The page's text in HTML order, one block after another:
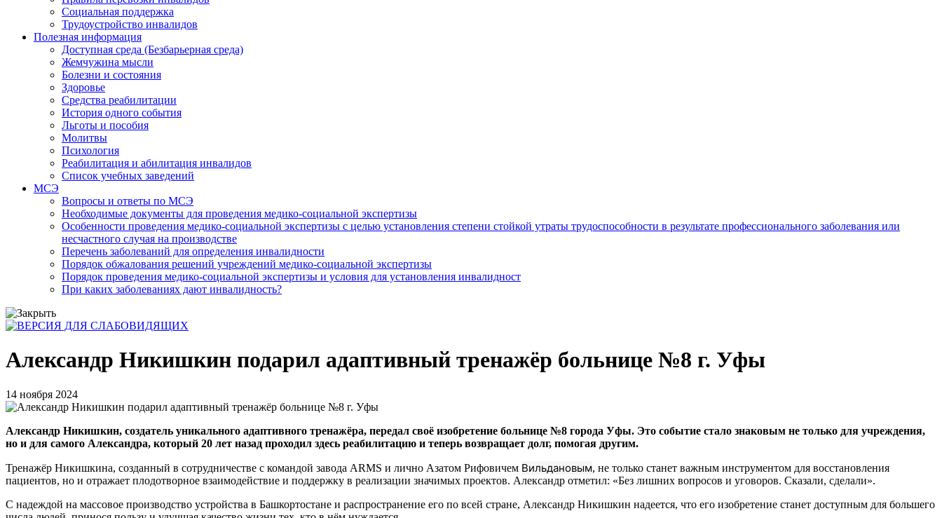
Социальная поддержка
Трудоустройство инвалидов
Полезная информация
Доступная среда (Безбарьерная среда)
Жемчужина мысли
Болезни и состояния
Здоровье
Средства реабилитации
История одного события
Льготы и пособия
Молитвы
Психология
Реабилитация и абилитация инвалидов
Список учебных заведений
МСЭ
Вопросы и ответы по МСЭ
Необходимые документы для проведения медико-социальной экспертизы
Особенности проведения медико-социальной экспертизы с целью установления степени стойкой утраты трудоспособности в результате профессионального заболевания или
несчастного случая на производстве
Перечень заболеваний для определения инвалидности
Порядок обжалования решений учреждений медико-социальной экспертизы
Порядок проведения медико-социальной экспертизы и условия для установления инвалидност
При каких заболеваниях дают инвалидность?
Александр Никишкин подарил адаптивный тренажёр больнице №8 г. Уфы
14 ноября 2024
Александр Никишкин, создатель уникального адаптивного тренажёра, передал своё изобретение больнице №8 города Уфы. Это событие стало знаковым не только для учреждения,
но и для самого Александра, который 20 лет назад проходил здесь реабилитацию и теперь возвращает долг, помогая другим.
Тренажёр Никишкина, созданный в сотрудничестве с командой завода ARMS и лично Азатом Рифовичем Вильдановым, не только станет важным инструментом для восстановления
пациентов, но и отражает плодотворное взаимодействие и поддержку в реализации значимых проектов. Александр отметил: «Без лишних вопросов и уговоров. Сказали, сделали».
С надеждой на массовое производство устройства в Башкортостане и распространение его по всей стране, Александр Никишкин надеется, что его изобретение станет доступным для большего